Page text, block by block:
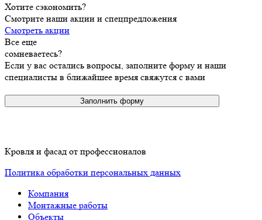
Хотите сэкономить?
Смотрите наши акции и спецпредложения
Смотреть акции
Все еще
сомневаетесь?
Если у вас остались вопросы, заполните форму и наши
специалисты в ближайшее время свяжутся с вами
Заполнить форму
Кровля и фасад от профессионалов
Политика обработки персональных данных
Компания
Монтажные работы
Объекты